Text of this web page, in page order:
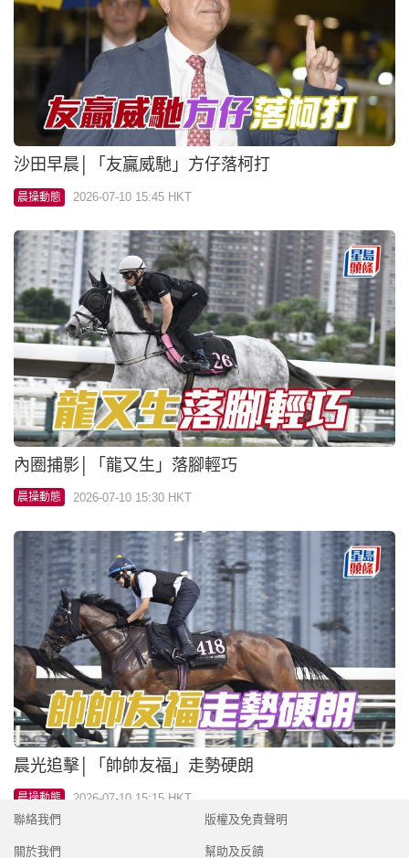
內圈捕影│「龍又生」落腳輕巧
晨操動態 2026-07-10 15:30 HKT
晨光追擊│「帥帥友福」走勢硬朗
晨操動態 2026-07-10 15:15 HKT
聯絡我們
關於我們
版權及免責聲明
幫助及反饋